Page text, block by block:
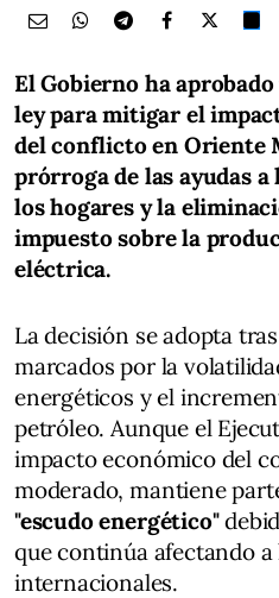
El Gobierno ha
ley para mitigar el
del conflicto en Oriente
prórroga de las ayudas
los hogares y la
impuesto sobre la
eléctrica.
La decisión se adopta
marcados por la
energéticos y el
petróleo. Aunque el
impacto económico del
moderado, mantiene
"escudo energético"
que continúa afectando a
internacionales.